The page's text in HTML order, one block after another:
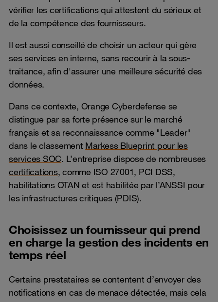
vérifier les certifications qui attestent du sérieux et
de la compétence des fournisseurs.
Il est aussi conseillé de choisir un acteur qui gère
ses services en interne, sans recourir à la sous-
traitance, afin d'assurer une meilleure sécurité des
données.
Dans ce contexte, Orange Cyberdefense se
distingue par sa forte présence sur le marché
français et sa reconnaissance comme "Leader"
dans le classement Markess Blueprint pour les
services SOC. L’entreprise dispose de nombreuses
certifications, comme ISO 27001, PCI DSS,
habilitations OTAN et est habilitée par l’ANSSI pour
les infrastructures critiques (PDIS).
Choisissez un fournisseur qui prend
en charge la gestion des incidents en
temps réel
Certains prestataires se contentent d’envoyer des
notifications en cas de menace détectée, mais cela